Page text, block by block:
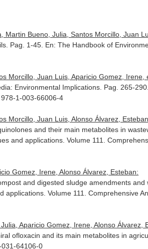
Bueno, Julia, Santos Morcillo, Juan
Pag. 1-45. En: The Handbook of
Morcillo, Juan Luis, Aparicio Gomez, Irene,
Environmental Implications. Pag. 265-290.
978-1-003-66006-4
Morcillo, Juan Luis, Alonso Álvarez,
and their main metabolites in
and applications. Volume 111.
Gomez, Irene, Alonso Álvarez, Esteban:
and digested sludge amendments and
Volume 111. Comprehensive
Aparicio Gomez, Irene, Alonso Álvarez,
ofloxacin and its main metabolites in
031-64106-0